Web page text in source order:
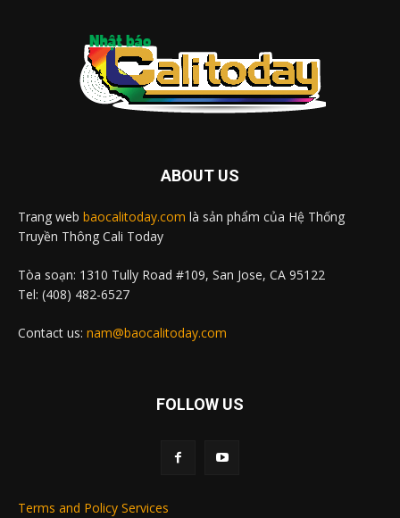
ABOUT US
Trang web baocalitoday.com là sản phẩm của Hệ Thống
Truyền Thông Cali Today
Tòa soạn: 1310 Tully Road #109, San Jose, CA 95122
Tel: (408) 482-6527
Contact us: nam@baocalitoday.com
FOLLOW US
Terms and Policy Services